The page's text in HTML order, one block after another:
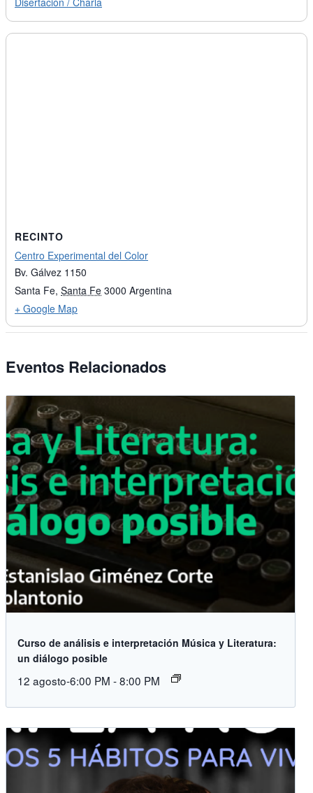
RECINTO
Centro Experimental del Color
Bv. Gálvez 1150
Santa Fe, Santa Fe 3000 Argentina
+ Google Map
Eventos Relacionados
Curso de análisis e interpretación Música y Literatura:
un diálogo posible
12 agosto-6:00 PM -8:00 PM